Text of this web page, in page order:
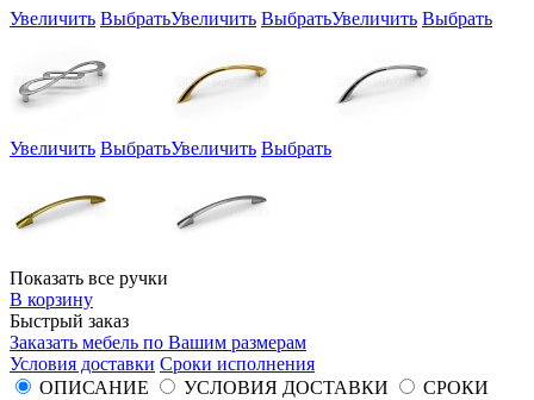
Увеличить ВыбратьУвеличить ВыбратьУвеличить Выбрать
Увеличить ВыбратьУвеличить Выбрать
Показать все ручки
В корзину
Быстрый заказ
Заказать мебель по Вашим размерам
Условия доставки Сроки исполнения
ОПИСАНИЕ
УСЛОВИЯ ДОСТАВКИ
СРОКИ